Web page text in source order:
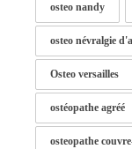
osteo nandy
osteo névralgie
Osteo versailles
ostéopathe agréé
osteopathe